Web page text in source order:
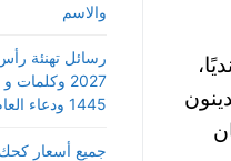
خيانة عسكرية، مصدرها محافظة «شبوة» أدت إلى مقتل 92 جنديًا،
والاسم
2027
1445 ودعاء العام الجديد